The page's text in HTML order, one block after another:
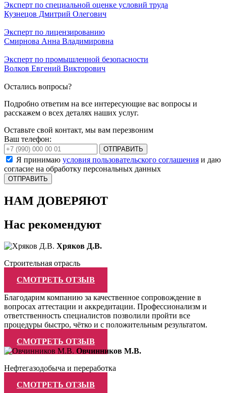
Эксперт по специальной оценке условий труда
Кузнецов Дмитрий Олегович
Эксперт по лицензированию
Смирнова Анна Владимировна
Эксперт по промышленной безопасности
Волков Евгений Викторович
Остались вопросы?
Подробно ответим на все интересующие вас вопросы и
расскажем о всех деталях наших услуг.
Оставьте свой контакт, мы вам перезвоним
Ваш телефон:
ОТПРАВИТЬ
Я принимаю условия пользовательского соглашения и даю
согласие на обработку персональных данных
НАМ ДОВЕРЯЮТ
Нас рекомендуют
Хряков Д.В.
Строительная отрасль
СМОТРЕТЬ ОТЗЫВ
Благодарим компанию за качественное сопровождение в
вопросах аттестации и аккредитации. Профессионализм и
ответственность специалистов позволили пройти все
процедуры быстро, чётко и с положительным результатом.
СМОТРЕТЬ ОТЗЫВ
Овчинников М.В.
Нефтегазодобыча и переработка
СМОТРЕТЬ ОТЗЫВ